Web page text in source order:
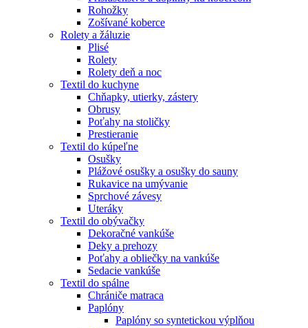
Rohožky
Zošívané koberce
Rolety a žáluzie
Plisé
Rolety
Rolety deň a noc
Textil do kuchyne
Chňapky, utierky, zástery
Obrusy
Poťahy na stoličky
Prestieranie
Textil do kúpeľne
Osušky
Plážové osušky a osušky do sauny
Rukavice na umývanie
Sprchové závesy
Uteráky
Textil do obývačky
Dekoračné vankúše
Deky a prehozy
Poťahy a obliečky na vankúše
Sedacie vankúše
Textil do spálne
Chrániče matraca
Paplóny
Paplóny so syntetickou výplňou